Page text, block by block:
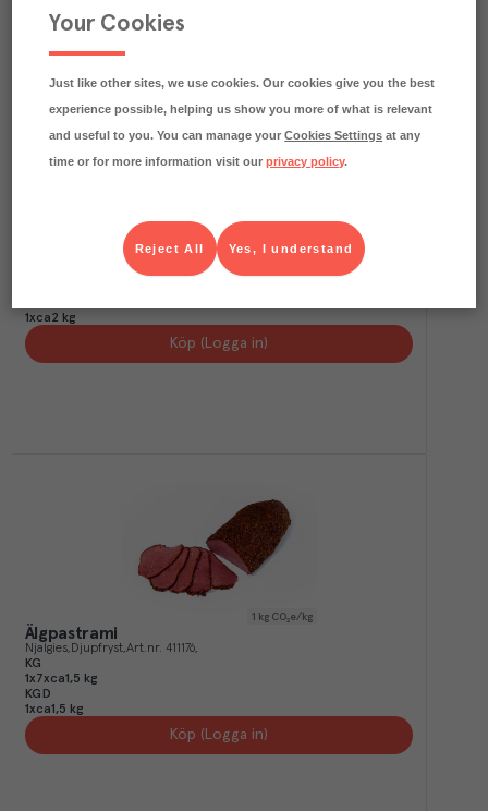
Älgentrecôte Hel Sverige
Djupfryst Art.nr.
412930
1xca2 kg
Köp (Logga in)
1 kg CO₂e/kg
Älgpastrami
Njalgies Djupfryst Art.nr. 411176
KG
1x7xca1,5 kg
KGD
1xca1,5 kg
Köp (Logga in)
Your Cookies
Just like other sites, we use cookies. Our cookies give you the best
experience possible, helping us show you more of what is relevant
and useful to you. You can manage yourCookies Settings at any
time or for more information visit ourprivacy policy.
Yes, I understand
Reject All